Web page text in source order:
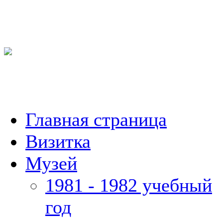
Главная страница
Визитка
Музей
1981 - 1982 учебный
год